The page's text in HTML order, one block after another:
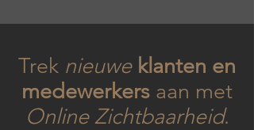
Trek nieuwe klanten en
medewerkers aan met
Online Zichtbaarheid.